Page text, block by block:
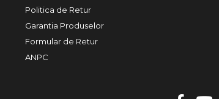
Politica de Retur
Garantia Produselor
Formular de Retur
ANPC